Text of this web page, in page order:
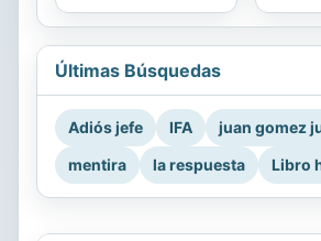
Últimas Búsquedas
Adiós jefe IFA
juan gomez
mentira
la respuesta Libro